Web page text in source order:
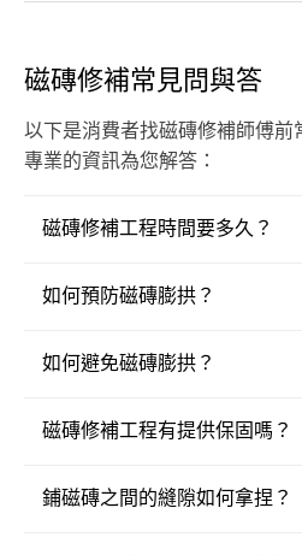
磁磚修補常見問與答
以下是消費者找磁磚修補師傅前
專業的資訊為您解答：
磁磚修補工程時間要多久？
如何預防磁磚膨拱？
如何避免磁磚膨拱？
磁磚修補工程有提供保固嗎？
鋪磁磚之間的縫隙如何拿捏？